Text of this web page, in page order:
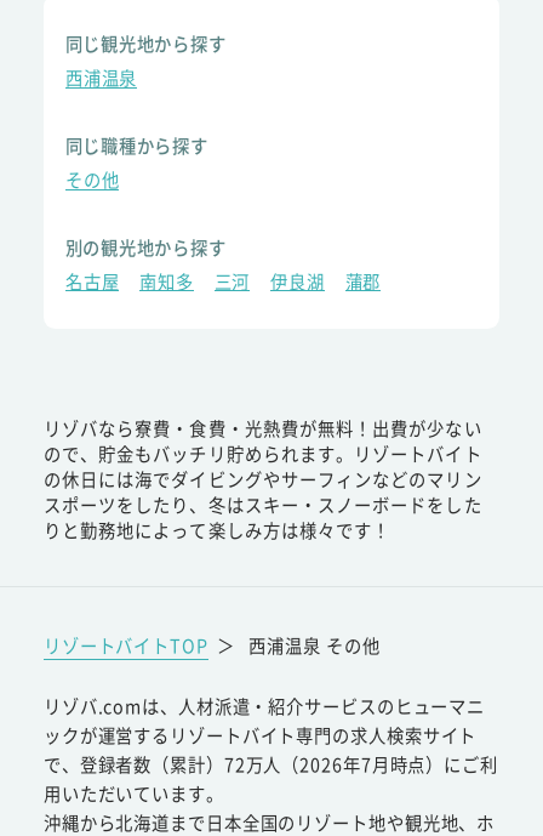
同じ観光地から探す
西浦温泉
同じ職種から探す
その他
別の観光地から探す
名古屋
南知多 三河 伊良湖 蒲郡
リゾバなら寮費・食費・光熱費が無料！出費が少ない
ので、貯金もバッチリ貯められます。リゾートバイト
の休日には海でダイビングやサーフィンなどのマリン
スポーツをしたり、冬はスキー・スノーボードをした
りと勤務地によって楽しみ方は様々です！
リゾートバイトTOP ＞ 西浦温泉 その他
リゾバ.comは、人材派遣・紹介サービスのヒューマニ
ックが運営するリゾートバイト専門の求人検索サイト
で、登録者数（累計）72万人（2026年7月時点）にご利
用いただいています。
沖縄から北海道まで日本全国のリゾート地や観光地、ホ